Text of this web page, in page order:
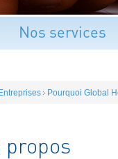
Nos services
Pourquoi Global
propos